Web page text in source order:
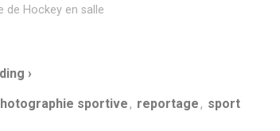
de Hockey en salle
›
sportive, reportage, sport